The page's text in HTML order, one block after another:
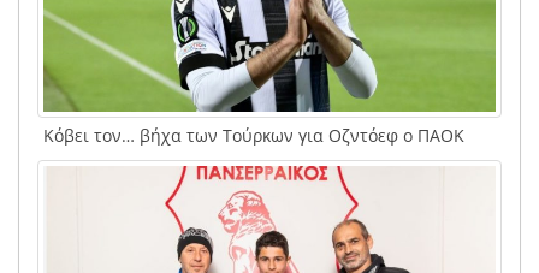
Κόβει τον… βήχα των Τούρκων για Οζντόεφ ο ΠΑΟΚ